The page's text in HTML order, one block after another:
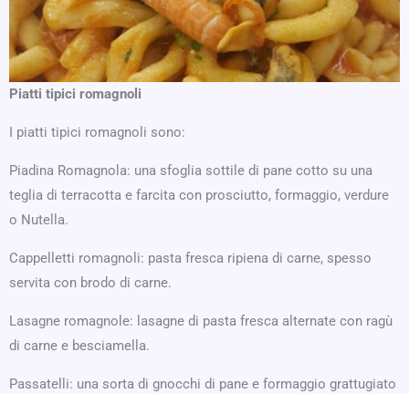
Piatti tipici romagnoli
I piatti tipici romagnoli sono:
Piadina Romagnola: una sfoglia sottile di pane cotto su una
teglia di terracotta e farcita con prosciutto, formaggio, verdure
o Nutella.
Cappelletti romagnoli: pasta fresca ripiena di carne, spesso
servita con brodo di carne.
Lasagne romagnole: lasagne di pasta fresca alternate con ragù
di carne e besciamella.
Passatelli: una sorta di gnocchi di pane e formaggio grattugiato